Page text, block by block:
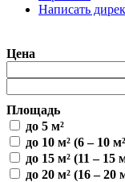
Написать
Цена
Площадь
до 5 м²
до 10 м² (6 – 10
до 15 м² (11 – 15
до 20 м² (16 – 20